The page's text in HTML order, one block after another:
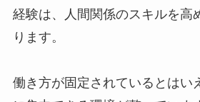
経験は、人間関係のスキルを高
ります。
働き方が固定されているとはい